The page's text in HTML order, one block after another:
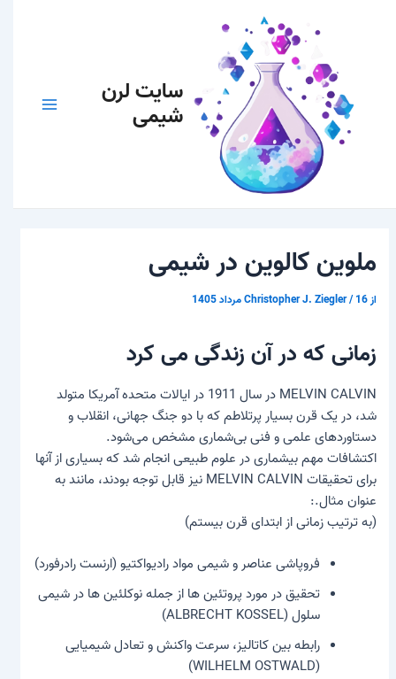
سایت لرن
شیمی
ملوین کالوین در شیمی
از Christopher J. Ziegler/16 مرداد 1405
زمانی که در آن زندگی می کرد
MELVIN CALVIN در سال 1911 در ایالات متحده آمریکا متولد
شد، در یک قرن بسیار پرتلاطم که با دو جنگ جهانی، انقلاب و
دستاوردهای علمی و فنی بی‌شماری مشخص می‌شود.
اکتشافات مهم بیشماری در علوم طبیعی انجام شد که بسیاری از آنها
برای تحقیقات MELVIN CALVIN نیز قابل توجه بودند، مانند به
عنوان مثال.:
(به ترتیب زمانی از ابتدای قرن بیستم)
فروپاشی عناصر و شیمی مواد رادیواکتیو (ارنست رادرفورد)
تحقیق در مورد پروتئین ها از جمله نوکلئین ها در شیمی
سلول (ALBRECHT KOSSEL)
رابطه بین کاتالیز، سرعت واکنش و تعادل شیمیایی
(WILHELM OSTWALD)
بهترین قیمت مواد شیمیایی را از
ما بخواهید
برای خرید انواع مواد شیمیایی
با ما تماس بگیرید.
09382272806